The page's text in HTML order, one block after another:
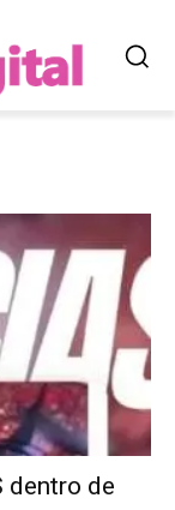
dentro de